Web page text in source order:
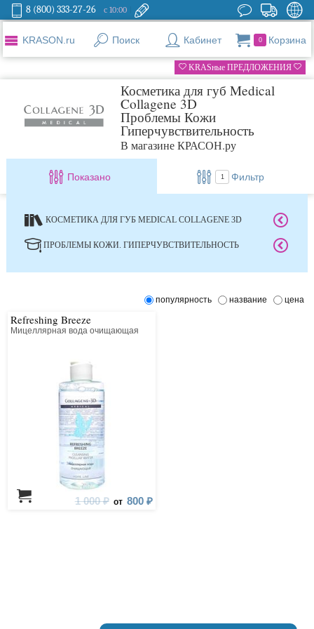
8 (800) 333-27-26 с 10:00
KRASON.ru Поиск Кабинет 0 Корзина
KRASные ПРЕДЛОЖЕНИЯ
Косметика для губ Medical
Collagene 3D
Проблемы Кожи
Гиперчувствительность
В магазине КРАСОН.ру
Показано 1 Фильтр
КОСМЕТИКА ДЛЯ ГУБ MEDICAL COLLAGENE 3D
ПРОБЛЕМЫ КОЖИ. ГИПЕРЧУВСТВИТЕЛЬНОСТЬ
популярность название цена
Refreshing Breeze
Мицеллярная вода очищающая
1 000 ₽ от 800 ₽